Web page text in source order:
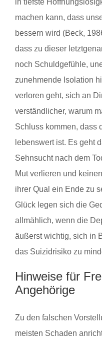
machen kann, dass
bessern wird (Beck,
dass zu dieser
noch Schuldgefühle,
zunehmende Isolation
verloren geht, sich an
verständlicher, warum
Schluss kommen, dass
lebenswert ist. Es geht
Sehnsucht nach dem
Mut verlieren und
ihrer Qual ein Ende zu
Glück legen sich die
allmählich, wenn die
äußerst wichtig, sich in
das Suizidrisiko zu
Hinweise für
Angehörige
Zu den falschen
meisten Schaden